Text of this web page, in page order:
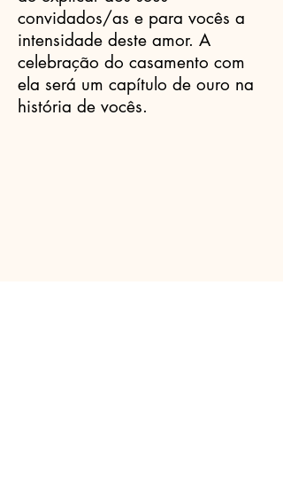
convidados/as e para vocês a
intensidade deste amor. A
celebração do casamento com
ela será um capítulo de ouro na
história de vocês.